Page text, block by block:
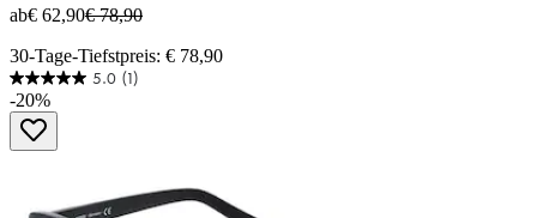
ab€ 62,90€ 78,90
30-Tage-Tiefstpreis: € 78,90
5.0 (1)
5.0
von
Sternen.
-20%